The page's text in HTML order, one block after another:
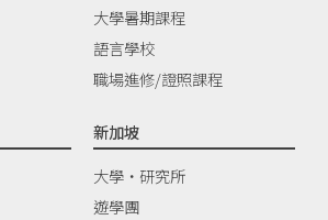
大學暑期課程
語言學校
職場進修/證照課程
新加坡
大學‧研究所
遊學團